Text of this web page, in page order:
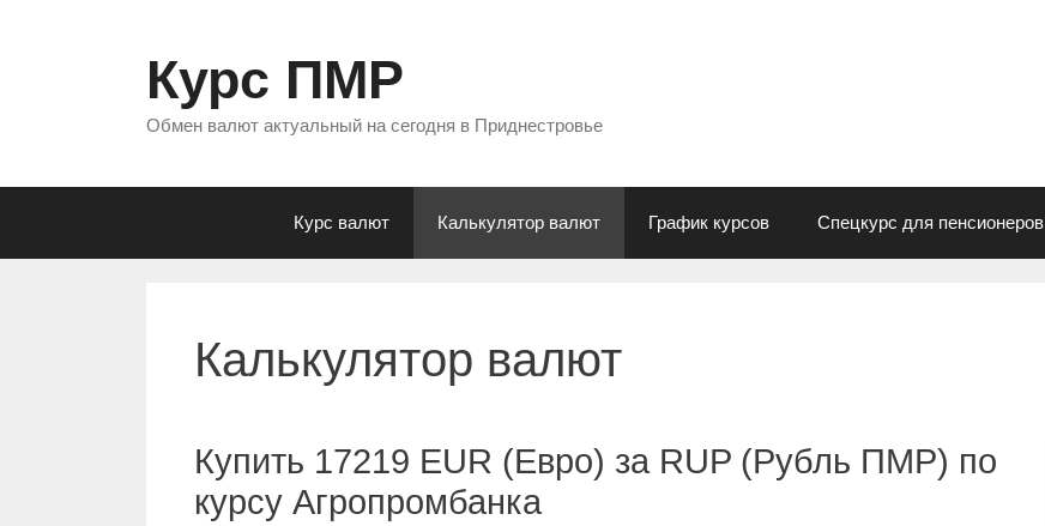
Курс ПМР
Обмен валют актуальный на сегодня в Приднестровье
Курс валют Калькулятор валют График курсов Спецкурс для пенсионеров
Калькулятор валют
Купить 17219 EUR (Евро) за RUP (Рубль ПМР) по
курсу Агропромбанка